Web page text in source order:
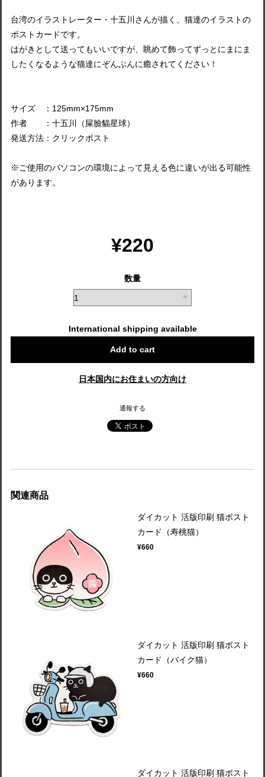
台湾のイラストレーター・十五川さんが描く、猫達のイラストの
ポストカードです。
はがきとして送ってもいいですが、眺めて飾ってずっとにまにま
したくなるような猫達にぞんぶんに癒されてください！
サイズ ：125mm×175mm
作者 ：十五川（屎臉貓星球）
発送方法：クリックポスト
※ご使用のパソコンの環境によって見える色に違いが出る可能性
があります。
¥220
数量
International shipping available
Add to cart
日本国内にお住まいの方向け
通報する
関連商品
ダイカット 活版印刷 猫ポスト
カード（寿桃猫）
¥660
ダイカット 活版印刷 猫ポスト
カード（バイク猫）
¥660
ダイカット 活版印刷 猫ポスト